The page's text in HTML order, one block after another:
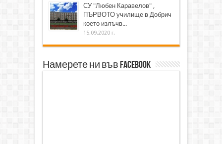
СУ "Любен Каравелов" ,
ПЪРВОТО училище в Добрич
което излъчв...
15.09.2020 г.
Намерете ни във Facebook